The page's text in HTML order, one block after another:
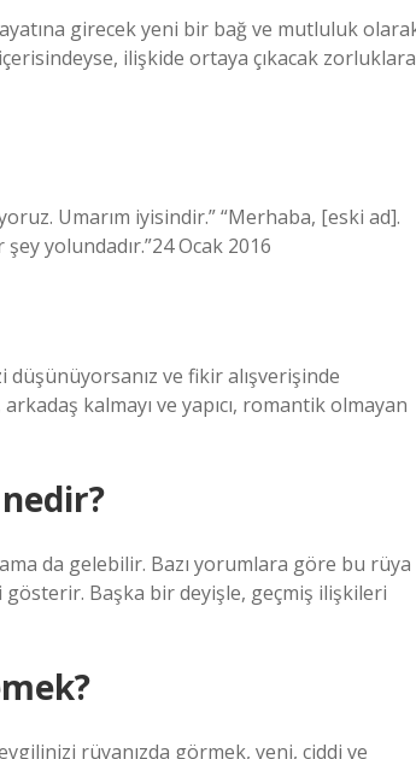
girecek yeni bir bağ ve mutluluk
ilişkide ortaya çıkacak zorluklara
Umarım iyisindir.” “Merhaba, [eski ad].
yolundadır.”24 Ocak 2016
düşünüyorsanız ve fikir alışverişinde
kalmayı ve yapıcı, romantik olmayan
da gelebilir. Bazı yorumlara göre bu rüya
Başka bir deyişle, geçmiş ilişkileri
rüyanızda görmek, yeni, ciddi ve